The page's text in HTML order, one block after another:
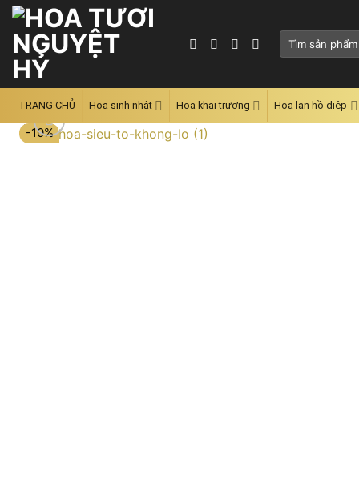
Skip
content
Tìm
TRANG CHỦ Hoa sinh nhật Hoa khai trương Hoa lan hồ điệp
-10%